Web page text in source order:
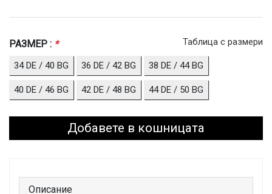
Таблица с размери
РАЗМЕР : *
34 DE / 40 BG 36 DE / 42 BG 38 DE / 44 BG
40 DE / 46 BG 42 DE / 48 BG 44 DE / 50 BG
Добавете в кошницата
Описание